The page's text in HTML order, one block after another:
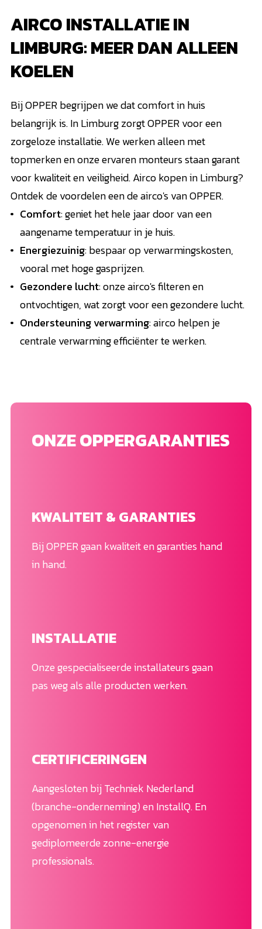
AIRCO INSTALLATIE IN
LIMBURG: MEER DAN ALLEEN
KOELEN
Bij OPPER begrijpen we dat comfort in huis
belangrijk is. In Limburg zorgt OPPER voor een
zorgeloze installatie. We werken alleen met
topmerken en onze ervaren monteurs staan garant
voor kwaliteit en veiligheid. Airco kopen in Limburg?
Ontdek de voordelen een de airco's van OPPER.
Comfort: geniet het hele jaar door van een
aangename temperatuur in je huis.
Energiezuinig: bespaar op verwarmingskosten,
vooral met hoge gasprijzen.
Gezondere lucht: onze airco's filteren en
ontvochtigen, wat zorgt voor een gezondere lucht.
Ondersteuning verwarming: airco helpen je
centrale verwarming efficiënter te werken.
ONZE OPPERGARANTIES
KWALITEIT & GARANTIES
Bij OPPER gaan kwaliteit en garanties hand
in hand.
INSTALLATIE
Onze gespecialiseerde installateurs gaan
pas weg als alle producten werken.
CERTIFICERINGEN
Aangesloten bij Techniek Nederland
(branche-onderneming) en InstallQ. En
opgenomen in het register van
gediplomeerde zonne-energie
professionals.